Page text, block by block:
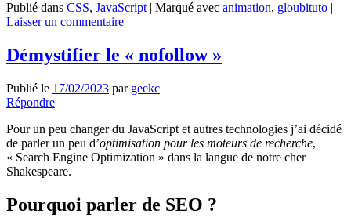
Publié dans CSS, JavaScript | Marqué avec animation, gloubituto |
Laisser un commentaire
Démystifier le « nofollow »
Publié le 17/02/2023 par geekc
Répondre
Pour un peu changer du JavaScript et autres technologies j’ai décidé
de parler un peu d’optimisation pour les moteurs de recherche,
« Search Engine Optimization » dans la langue de notre cher
Shakespeare.
Pourquoi parler de SEO ?